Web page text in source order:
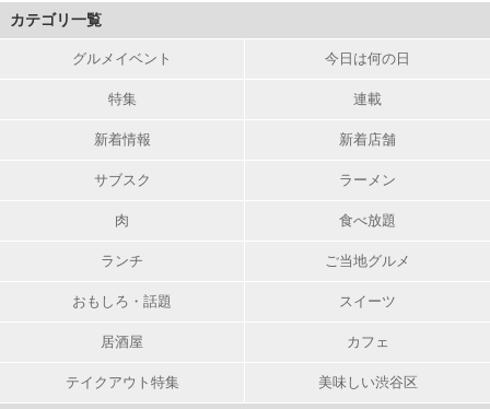
カテゴリ一覧
グルメイベント 今日は何の日
特集 連載
新着情報 新着店舗
サブスク ラーメン
肉 食べ放題
ランチ ご当地グルメ
おもしろ・話題 スイーツ
居酒屋 カフェ
テイクアウト特集 美味しい渋谷区